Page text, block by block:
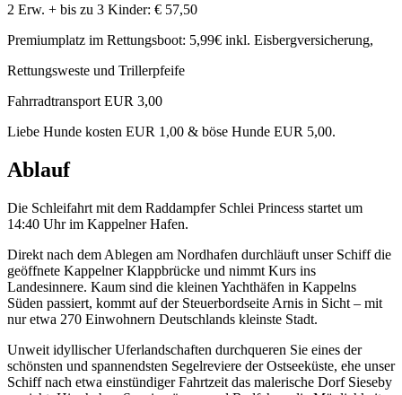
2 Erw. + bis zu 3 Kinder: € 57,50
Premiumplatz im Rettungsboot: 5,99€ inkl. Eisbergversicherung,
Rettungsweste und Trillerpfeife
Fahrradtransport EUR 3,00
Liebe Hunde kosten EUR 1,00 & böse Hunde EUR 5,00.
Ablauf
Die Schleifahrt mit dem Raddampfer Schlei Princess startet um
14:40 Uhr im Kappelner Hafen.
Direkt nach dem Ablegen am Nordhafen durchläuft unser Schiff die
geöffnete Kappelner Klappbrücke und nimmt Kurs ins
Landesinnere. Kaum sind die kleinen Yachthäfen in Kappelns
Süden passiert, kommt auf der Steuerbordseite Arnis in Sicht – mit
nur etwa 270 Einwohnern Deutschlands kleinste Stadt.
Unweit idyllischer Uferlandschaften durchqueren Sie eines der
schönsten und spannendsten Segelreviere der Ostseeküste, ehe unser
Schiff nach etwa einstündiger Fahrtzeit das malerische Dorf Sieseby